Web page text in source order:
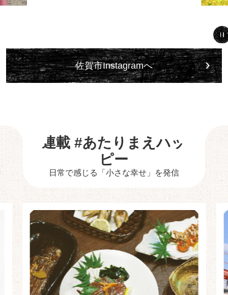
佐賀市Instagramへ
連載 #あたりまえハッ
ピー
日常で感じる「小さな幸せ」を発信